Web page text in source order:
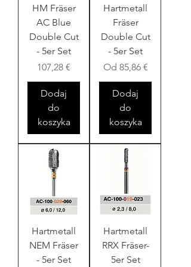
HM Fräser
AC Blue
Double Cut
- 5er Set
Cena
107,28 €
Dodaj
do
koszyka
Hartmetall
Fräser
Double Cut
- 5er Set
Od 85,86 €
Cena rabatowa
Dodaj
do
koszyka
Hartmetall
NEM Fräser
- 5er Set
Hartmetall
RRX Fräser-
5er Set